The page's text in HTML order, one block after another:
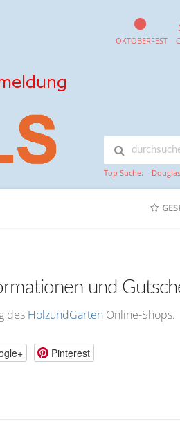
OKTOBERFEST
Top Suche: Douglas
und
des HolzundGarten Online-Shops.
Pinterest